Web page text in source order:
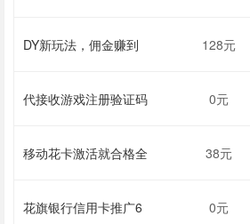
DY新玩法，佣金赚到 128元
代接收游戏注册验证码 0元
移动花卡激活就合格全 38元
花旗银行信用卡推广6 0元